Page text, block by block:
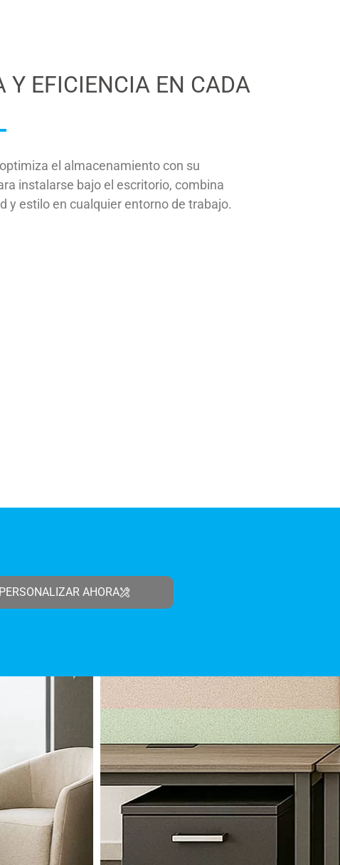
Y EFICIENCIA EN CADA
el almacenamiento con su
instalarse bajo el escritorio, combina
y estilo en cualquier entorno de trabajo.
PERSONALIZAR AHORA